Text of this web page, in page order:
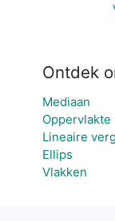
Ontdek
Mediaan
Oppervlakte
Lineaire
Ellips
Vlakken